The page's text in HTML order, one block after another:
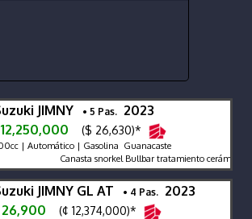
JIMNY • 5 Pas. 2023
($ 26,630)*
| Automático | Gasolina Guanacaste
Canasta snorkel Bullbar tratamiento cerámico
JIMNY GL AT • 4 Pas. 2023
(¢ 12,374,000)*